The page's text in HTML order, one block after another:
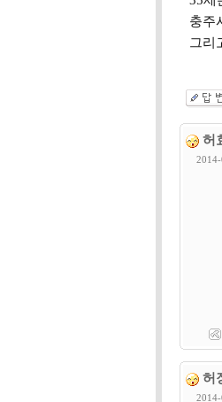
충주
그리
허
허